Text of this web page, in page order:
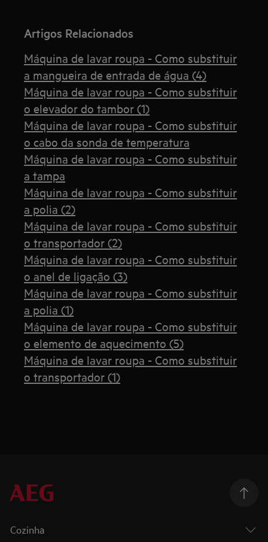
Artigos Relacionados
Máquina de lavar roupa - Como substituir
a mangueira de entrada de água (4)
Máquina de lavar roupa - Como substituir
o elevador do tambor (1)
Máquina de lavar roupa - Como substituir
o cabo da sonda de temperatura
Máquina de lavar roupa - Como substituir
a tampa
Máquina de lavar roupa - Como substituir
a polia (2)
Máquina de lavar roupa - Como substituir
o transportador (2)
Máquina de lavar roupa - Como substituir
o anel de ligação (3)
Máquina de lavar roupa - Como substituir
a polia (1)
Máquina de lavar roupa - Como substituir
o elemento de aquecimento (5)
Máquina de lavar roupa - Como substituir
o transportador (1)
Cozinha